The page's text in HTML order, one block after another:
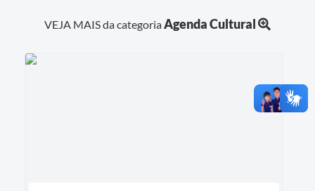
VEJA MAIS da categoriaAgenda Cultural